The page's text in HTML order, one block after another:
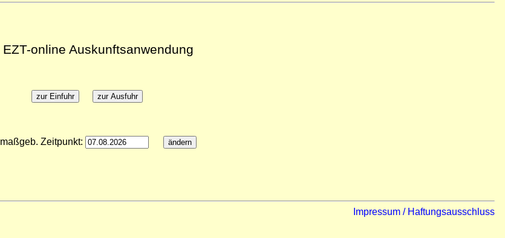
EZT-online Auskunftsanwendung
maßgeb. Zeitpunkt:
Impressum / Haftungsausschluss